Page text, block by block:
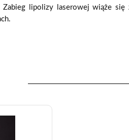
Zabieg lipolizy laserowej wiąże